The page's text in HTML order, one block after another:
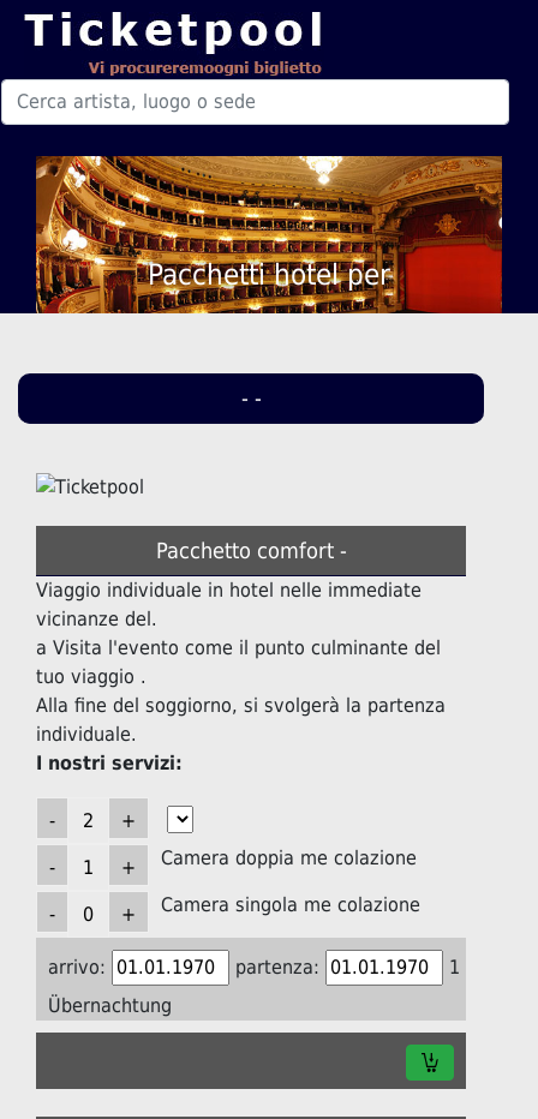
Pacchetti hotel per
- -
Pacchetto comfort -
Viaggio individuale in hotel nelle immediate
vicinanze del.
a Visita l'evento come il punto culminante del
tuo viaggio .
Alla fine del soggiorno, si svolgerà la partenza
individuale.
I nostri servizi:
Camera doppia me colazione
Camera singola me colazione
arrivo: partenza:
1
Übernachtung